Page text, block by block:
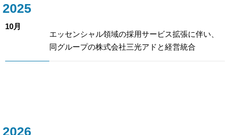
2025
10月
エッセンシャル領域の採用サービス拡張に伴い、
同グループの株式会社三光アドと経営統合
2026